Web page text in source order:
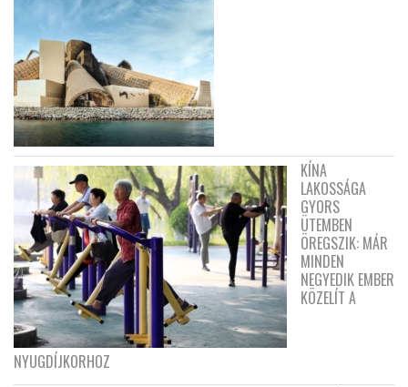
KÍNA
LAKOSSÁGA
GYORS
ÜTEMBEN
ÖREGSZIK: MÁR
MINDEN
NEGYEDIK EMBER
KÖZELÍT A
NYUGDÍJKORHOZ